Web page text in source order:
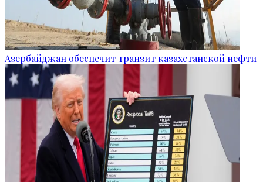
Азербайджан обеспечит транзит казахстанской нефти